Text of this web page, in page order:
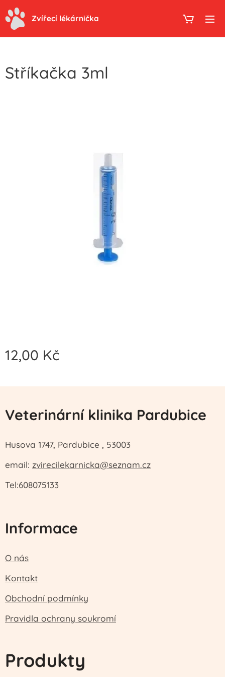
Zvířecí lékárnička
Stříkačka 3ml
12,00 Kč
Veterinární klinika Pardubice
Husova 1747, Pardubice , 53003
email: zvirecilekarnicka@seznam.cz
Tel:608075133
Informace
O nás
Kontakt
Obchodní podmínky
Pravidla ochrany soukromí
Produkty